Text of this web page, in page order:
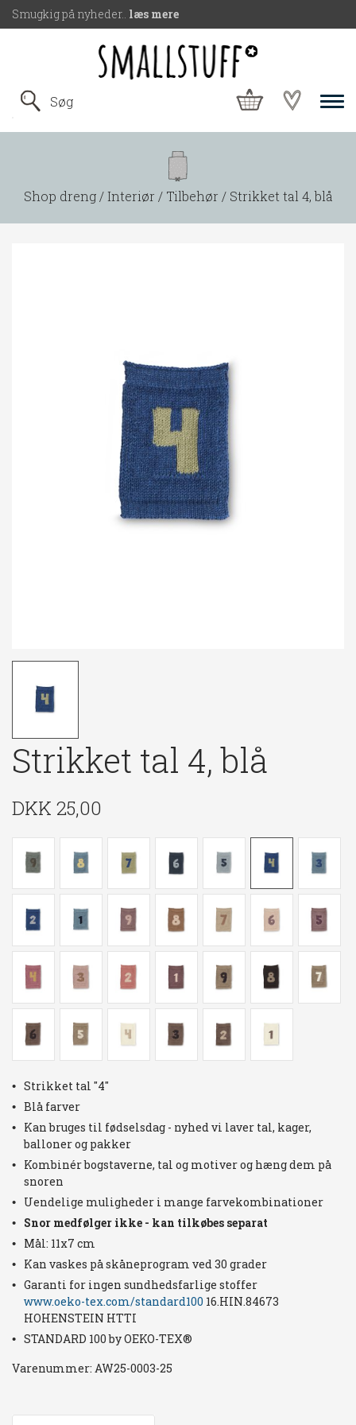
Smugkig på nyheder.. læs mere
Shop dreng Interiør Tilbehør Strikket tal 4, blå
Strikket tal 4, blå
DKK 25,00
Strikket tal "4"
Blå farver
Kan bruges til fødselsdag - nyhed vi laver tal, kager,
balloner og pakker
Kombinér bogstaverne, tal og motiver og hæng dem på
snoren
Uendelige muligheder i mange farvekombinationer
Snor medfølger ikke - kan tilkøbes separat
Mål: 11x7 cm
Kan vaskes på skåneprogram ved 30 grader
Garanti for ingen sundhedsfarlige stoffer
www.oeko-tex.com/standard100 16.HIN.84673
HOHENSTEIN HTTI
STANDARD 100 by OEKO-TEX®
Varenummer: AW25-0003-25